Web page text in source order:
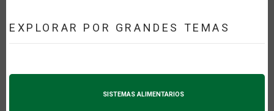
EXPLORAR POR GRANDES TEMAS
SISTEMAS ALIMENTARIOS